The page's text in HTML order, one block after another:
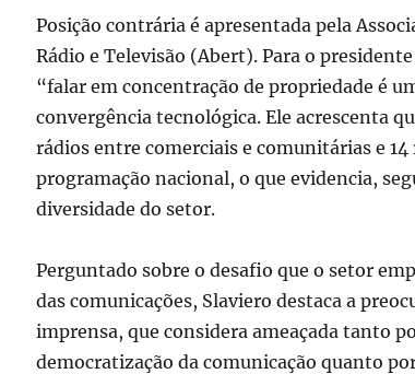
Posição contrária é apresentada pela
Rádio e Televisão (Abert). Para o
“falar em concentração de propriedade é
convergência tecnológica. Ele acrescenta
rádios entre comerciais e comunitárias e 14
programação nacional, o que evidencia,
diversidade do setor.
Perguntado sobre o desafio que o setor
das comunicações, Slaviero destaca a
imprensa, que considera ameaçada tanto
democratização da comunicação quanto